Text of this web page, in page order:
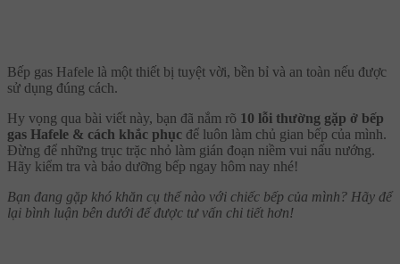
Bếp gas Hafele là một thiết bị tuyệt vời, bền bỉ và an toàn nếu được
sử dụng đúng cách.
Hy vọng qua bài viết này, bạn đã nắm rõ 10 lỗi thường gặp ở bếp
gas Hafele & cách khắc phục để luôn làm chủ gian bếp của mình.
Đừng để những trục trặc nhỏ làm gián đoạn niềm vui nấu nướng.
Hãy kiểm tra và bảo dưỡng bếp ngay hôm nay nhé!
Bạn đang gặp khó khăn cụ thể nào với chiếc bếp của mình? Hãy để
lại bình luận bên dưới để được tư vấn chi tiết hơn!